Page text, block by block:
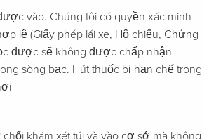
vào. Chúng tôi có quyền xác minh
lệ (Giấy phép lái xe, Hộ chiếu, Chứng
được sẽ không được chấp nhận
sòng bạc. Hút thuốc bị hạn chế trong
khám xét túi và vào cơ sở mà không